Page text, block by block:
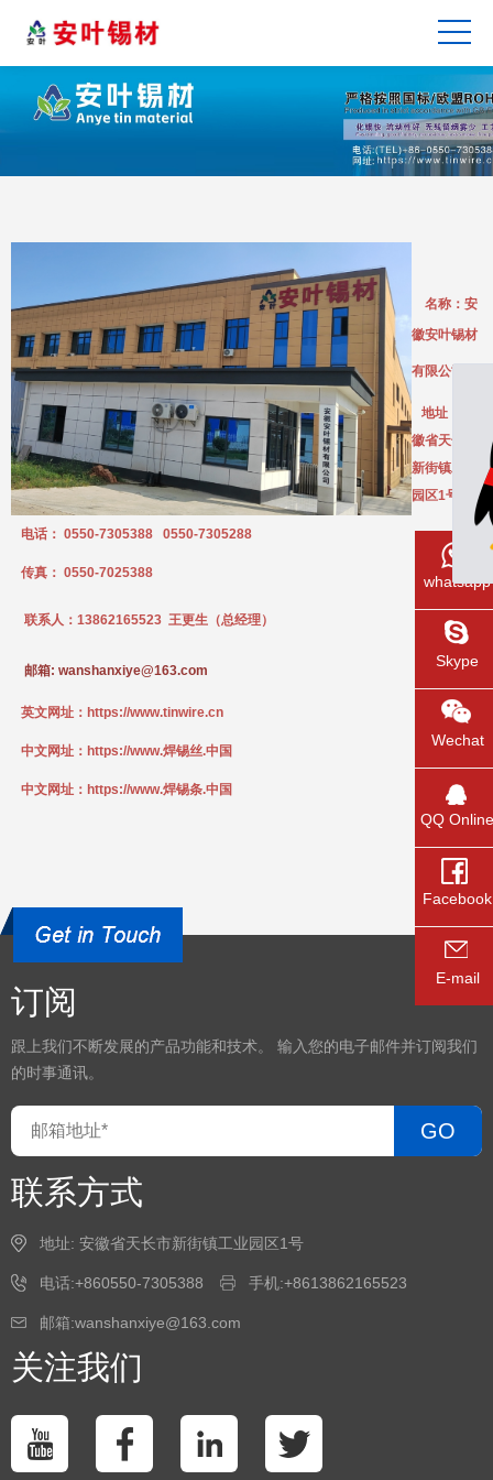
名称：安
徽安叶锡材
有限公司
地址：安
徽省天长市
新街镇工业
园区1号
电话： 0550-7305388 0550-7305288
传真： 0550-7025388
联系人：13862165523 王更生（总经理）
邮箱: wanshanxiye@163.com
英文网址：https://www.tinwire.cn
中文网址：https://www.焊锡丝.中国
中文网址：https://www.焊锡条.中国
订阅
跟上我们不断发展的产品功能和技术。 输入您的电子邮件并订阅我们
的时事通讯。
GO
联系方式
地址: 安徽省天长市新街镇工业园区1号
电话:+860550-7305388 手机:+8613862165523
邮箱:wanshanxiye@163.com
关注我们
whatsapp
Skype
Wechat
QQ Online
Facebook
E-mail